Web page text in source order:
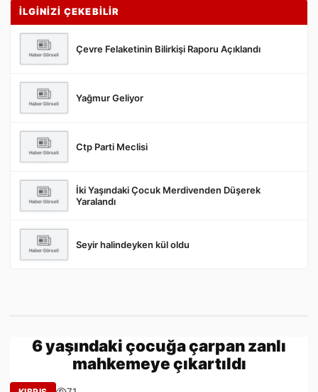
Gönder
İLGİNİZİ ÇEKEBİLİR
Çevre Felaketinin Bilirkişi Raporu Açıklandı
Yağmur Geliyor
Ctp Parti Meclisi
İki Yaşındaki Çocuk Merdivenden Düşerek
Yaralandı
Seyir halindeyken kül oldu
6 yaşındaki çocuğa çarpan zanlı
mahkemeye çıkartıldı